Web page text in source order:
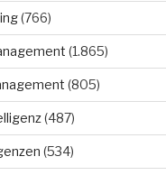
(766)
(1.865)
(805)
(487)
(534)